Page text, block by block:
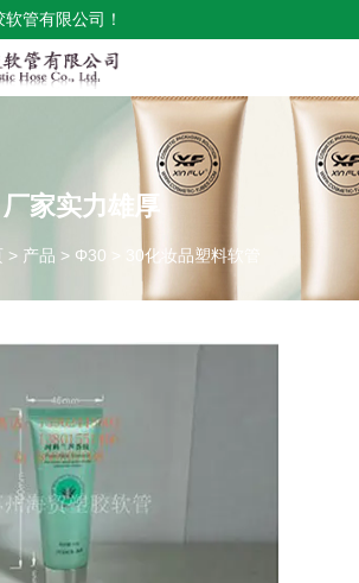
管有限公司！
家实力雄厚
> 产品 > Φ30 30化妆品塑料软管